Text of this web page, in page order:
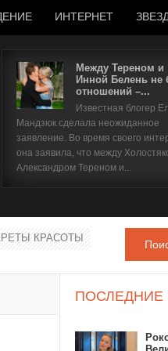
ИНТЕРНЕТ
Между Тереном и
Инной Белень не
отношений –...
Известная блогер
Мандзюк сделала неожиданное
заявление. Во время своего
она заявила, что между
Александром Тереном и...
КРАСОТЫ
ПОСЛЕДНИЕ
Забыли имя пользователя?